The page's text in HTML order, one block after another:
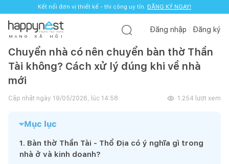
Kết nối đơn vị thiết kế - thi công uy tín. ĐĂNG KÝ NGAY!
M Ạ N G X Ã H Ộ I
Đăng nhập Đăng ký
Chuyển nhà có nên chuyển bàn thờ Thần
Tài không? Cách xử lý đúng khi về nhà
mới
Cập nhật ngày 19/05/2026, lúc 14:58 1.254 lượt xem
Mục lục
1. Bàn thờ Thần Tài - Thổ Địa có ý nghĩa gì trong
nhà ở và kinh doanh?